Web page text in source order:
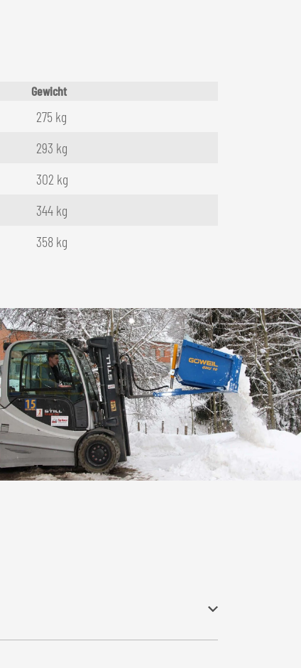
Gewicht
275 kg
293 kg
302 kg
344 kg
358 kg
mit Standardrückwand